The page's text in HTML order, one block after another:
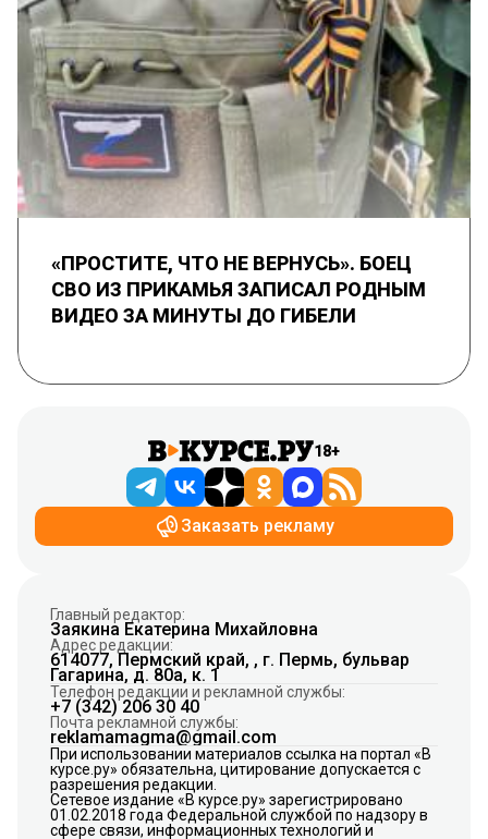
«ПРОСТИТЕ, ЧТО НЕ ВЕРНУСЬ». БОЕЦ
СВО ИЗ ПРИКАМЬЯ ЗАПИСАЛ РОДНЫМ
ВИДЕО ЗА МИНУТЫ ДО ГИБЕЛИ
18+
Заказать рекламу
Главный редактор:
Заякина Екатерина Михайловна
Адрес редакции:
614077, Пермский край, , г. Пермь, бульвар
Гагарина, д. 80а, к. 1
Телефон редакции и рекламной службы:
+7 (342) 206 30 40
Почта рекламной службы:
reklamamagma@gmail.com
При использовании материалов ссылка на портал «В
курсе.ру» обязательна, цитирование допускается с
разрешения редакции.
Сетевое издание «В курсе.ру» зарегистрировано
01.02.2018 года Федеральной службой по надзору в
сфере связи, информационных технологий и